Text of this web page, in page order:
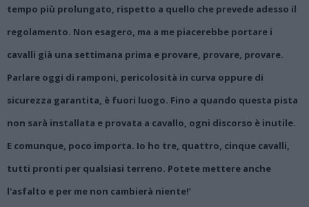
tempo più prolungato, rispetto a quello che prevede adesso il
regolamento. Non esagero, ma a me piacerebbe portare i
cavalli già una settimana prima e provare, provare, provare.
Parlare oggi di ramponi, pericolosità in curva oppure di
sicurezza garantita, è fuori luogo. Fino a quando questa pista
non sarà installata e provata a cavallo, ogni discorso è inutile.
E comunque, poco importa. Io ho tre, quattro, cinque cavalli,
tutti pronti per qualsiasi terreno. Potete mettere anche
l'asfalto e per me non cambierà niente!’